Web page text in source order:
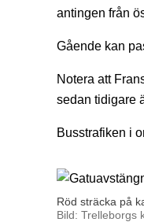
antingen från
Gående kan
Notera att
sedan tidigare
Busstrafiken i
Röd sträcka på
Bild: Trelleborgs